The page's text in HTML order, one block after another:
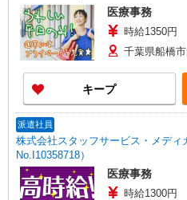
医療事務
時給1350円
千葉県船橋
キープ
派遣社員
株式会社スタッフサービス・メデ
No.I10358718）
医療事務
時給1300円